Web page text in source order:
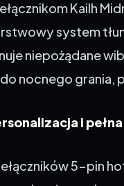
system
niepożądane
nocnego grania,
do własnych